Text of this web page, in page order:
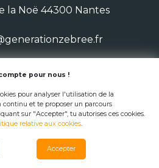
la Noë 44300 Nantes
Zébrée 2026
pour nous !
pour analyser l'utilisation de la
et te proposer un parcours
sur "Accepter", tu autorises ces cookies.
relative aux cookies.
Accepter